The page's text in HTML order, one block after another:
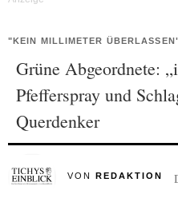
"KEIN MILLIMETER
Grüne Abgeordnete:
Pfefferspray und
Querdenker
VON REDAKTION